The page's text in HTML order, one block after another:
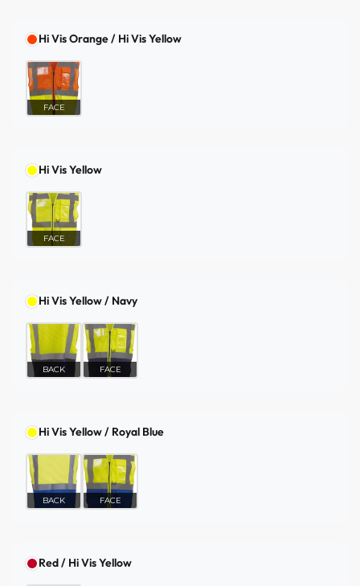
Hi Vis Orange / Hi Vis Yellow
FACE
Hi Vis Yellow
FACE
Hi Vis Yellow / Navy
BACK FACE
Hi Vis Yellow / Royal Blue
BACK FACE
Red / Hi Vis Yellow